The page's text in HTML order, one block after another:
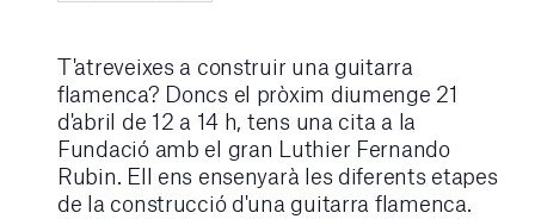
T'atreveixes a construir una guitarra
flamenca? Doncs el pròxim diumenge 21
d'abril de 12 a 14 h, tens una cita a la
Fundació amb el gran Luthier Fernando
Rubin. Ell ens ensenyarà les diferents etapes
de la construcció d'una guitarra flamenca.